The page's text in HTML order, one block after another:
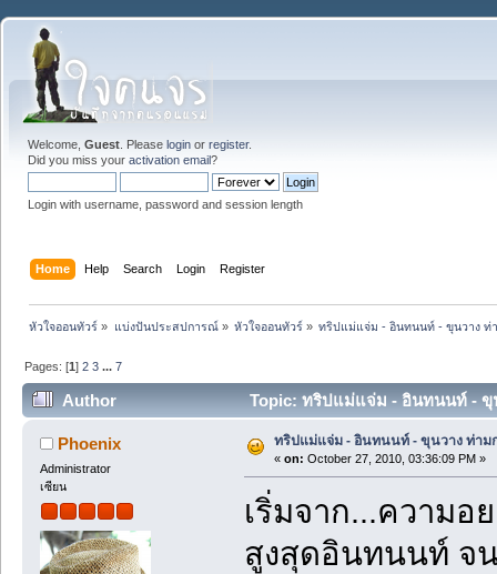
Welcome, Guest . Please login or register.
Did you miss your activation email?
Login with username, password and session length
Home Help Search Login Register
หัวใจออนทัวร์ » แบ่งปันประสปการณ์» หัวใจออนทัวร์» ทริปแม่แจ่ม - อินทนนท์ - ขุนวาง ท่
Pages: [1]2 3 ...7
Author Topic: ทริปแม่แจ่ม - อินทนนท์ - ขุ
Phoenix
Administrator
เซียน
ทริปแม่แจ่ม - อินทนนท์ - ขุนวาง ท่าม
« on: October 27, 2010, 03:36:09 PM »
เริ่มจาก...ความอ
สูงสุดอินทนนท์ จ